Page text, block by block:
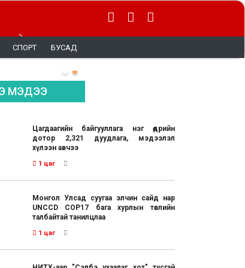
СПОРТ БУСАД
МЭДЭЭ
Цагдаагийн байгууллага нэг өдрийн
дотор 2,321 дуудлага, мэдээлэл
хүлээн авчээ
1 цаг
Монгол Улсад суугаа элчин сайд нар
UNCCD COP17 бага хурлын төслийн
талбайтай танилцлаа
1 цаг